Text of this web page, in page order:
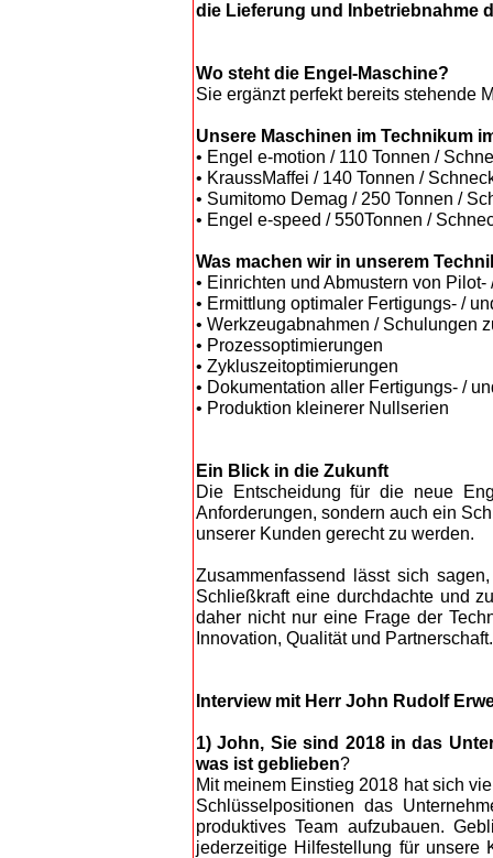
die Lieferung und Inbetriebnahme
Wo steht die Engel-Maschine?
Sie ergänzt perfekt bereits stehende
Unsere Maschinen im Technikum
• Engel e-motion / 110 Tonnen /
• KraussMaffei / 140 Tonnen /
• Sumitomo Demag / 250 Tonnen /
• Engel e-speed / 550Tonnen /
Was machen wir in unserem
• Einrichten und Abmustern von
• Ermittlung optimaler Fertigungs- /
• Werkzeugabnahmen / Schulungen
• Prozessoptimierungen
• Zykluszeitoptimierungen
• Dokumentation aller Fertigungs- /
• Produktion kleinerer Nullserien
Ein Blick in die Zukunft
Die Entscheidung für die neue
Anforderungen, sondern auch ein
unserer Kunden gerecht zu werden.
Zusammenfassend lässt sich
Schließkraft eine durchdachte und
daher nicht nur eine Frage der
Innovation, Qualität und Partnerschaft.
Interview mit Herr John Rudolf
1) John, Sie sind 2018 in das
was ist geblieben?
Mit meinem Einstieg 2018 hat sich
Schlüsselpositionen das
produktives Team aufzubauen.
jederzeitige Hilfestellung für unsere